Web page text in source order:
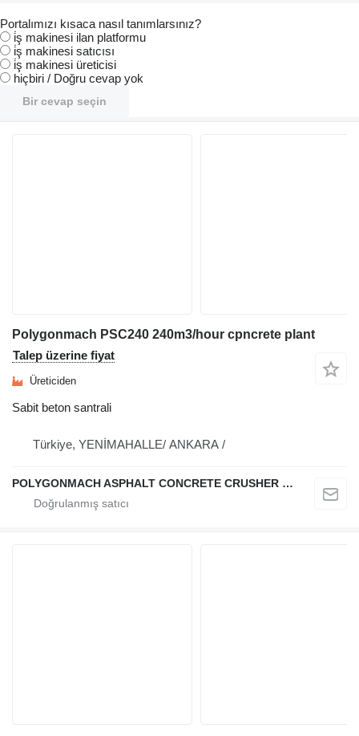
Portalımızı kısaca nasıl tanımlarsınız?
i̇ş makinesi ilan platformu
i̇ş makinesi satıcısı
i̇ş makinesi üreticisi
hiçbiri / Doğru cevap yok
Bir cevap seçin
Polygonmach PSC240 240m3/hour cpncrete plant
Talep üzerine fiyat
Üreticiden
Sabit beton santrali
Türkiye, YENİMAHALLE/ ANKARA /
POLYGONMACH ASPHALT CONCRETE CRUSHER SYSTEMS